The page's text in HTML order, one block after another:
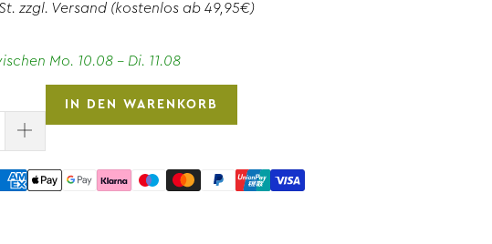
zzgl. Versand (kostenlos ab 49,95€)
Mo. 10.08 - Di. 11.08
IN DEN WARENKORB